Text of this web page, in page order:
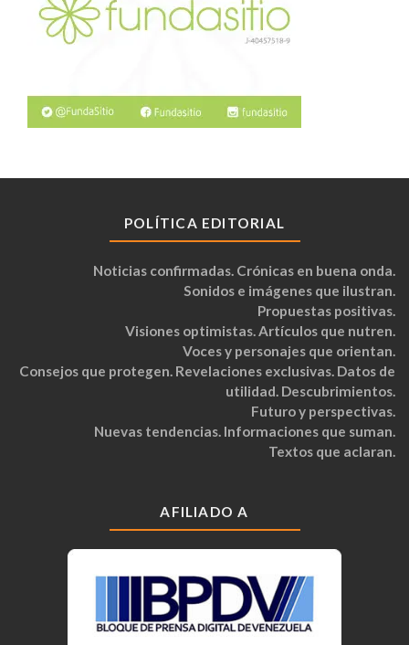
POLÍTICA EDITORIAL
Noticias confirmadas. Crónicas en buena onda.
Sonidos e imágenes que ilustran.
Propuestas positivas.
Visiones optimistas. Artículos que nutren.
Voces y personajes que orientan.
Consejos que protegen. Revelaciones exclusivas. Datos de
utilidad. Descubrimientos.
Futuro y perspectivas.
Nuevas tendencias. Informaciones que suman.
Textos que aclaran.
AFILIADO A